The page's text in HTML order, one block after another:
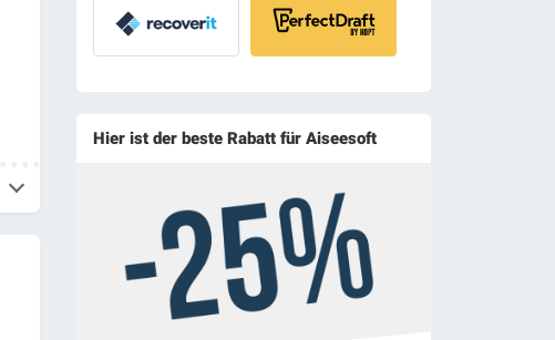
Hier ist der beste Rabatt für Aiseesoft